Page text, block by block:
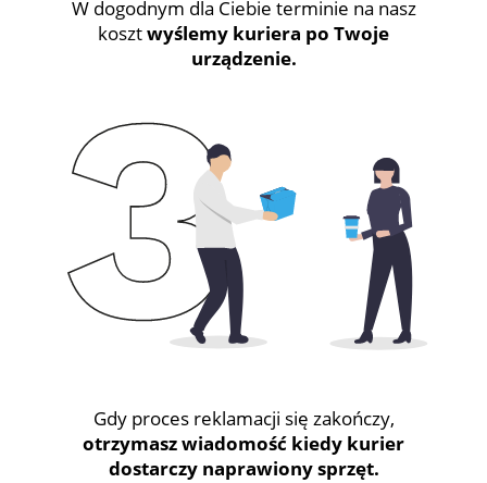
W dogodnym dla Ciebie terminie na nasz
kosztwyślemy kuriera po Twoje
urządzenie.
Gdy proces reklamacji się zakończy,
otrzymasz wiadomość kiedy kurier
dostarczy naprawiony sprzęt.